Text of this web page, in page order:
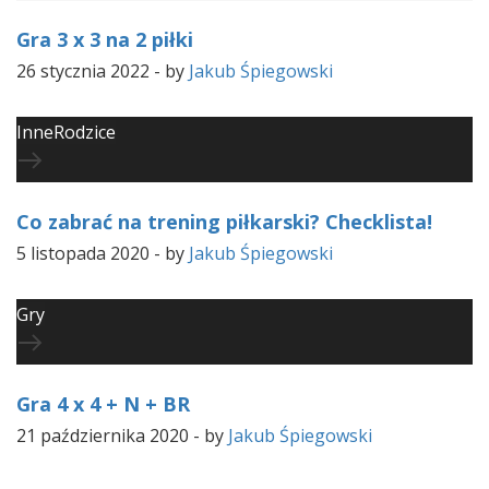
Gra 3 x 3 na 2 piłki
26 stycznia 2022 - by Jakub Śpiegowski
InneRodzice
Co zabrać na trening piłkarski? Checklista!
5 listopada 2020 - by Jakub Śpiegowski
Gry
Gra 4 x 4 + N + BR
21 października 2020 - by Jakub Śpiegowski